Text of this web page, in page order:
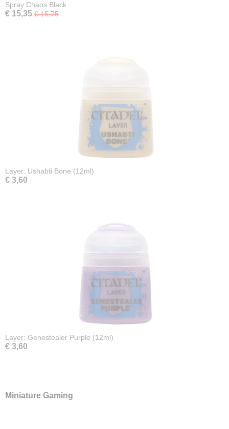
Spray Chaos Black
€ 15,35 € 15,75
Layer: Ushabti Bone (12ml)
€ 3,60
Layer: Genestealer Purple (12ml)
€ 3,60
Miniature Gaming